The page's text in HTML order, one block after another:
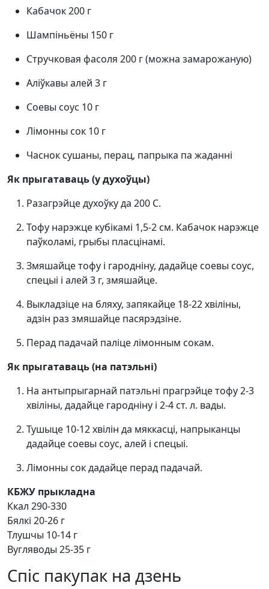
Кабачок 200 г
Шампіньёны 150 г
Стручковая фасоля 200 г (можна замарожаную)
Аліўкавы алей 3 г
Соевы соус 10 г
Лімонны сок 10 г
Часнок сушаны, перац, папрыка па жаданні
Як прыгатаваць (у духоўцы)
Разагрэйце духоўку да 200 С.
Тофу нарэжце кубікамі 1,5-2 см. Кабачок нарэжце
паўколамі, грыбы пласцінамі.
Змяшайце тофу і гародніну, дадайце соевы соус,
спецыі і алей 3 г, змяшайце.
Выкладзіце на бляху, запякайце 18-22 хвіліны,
адзін раз змяшайце пасярэдзіне.
Перад падачай паліце лімонным сокам.
Як прыгатаваць (на патэльні)
На антыпрыгарнай патэльні прагрэйце тофу 2-3
хвіліны, дадайце гародніну і 2-4 ст. л. вады.
Тушыце 10-12 хвілін да мяккасці, напрыканцы
дадайце соевы соус, алей і спецыі.
Лімонны сок дадайце перад падачай.
КБЖУ прыкладна
Ккал 290-330
Бялкі 20-26 г
Тлушчы 10-14 г
Вугляводы 25-35 г
Спіс пакупак на дзень